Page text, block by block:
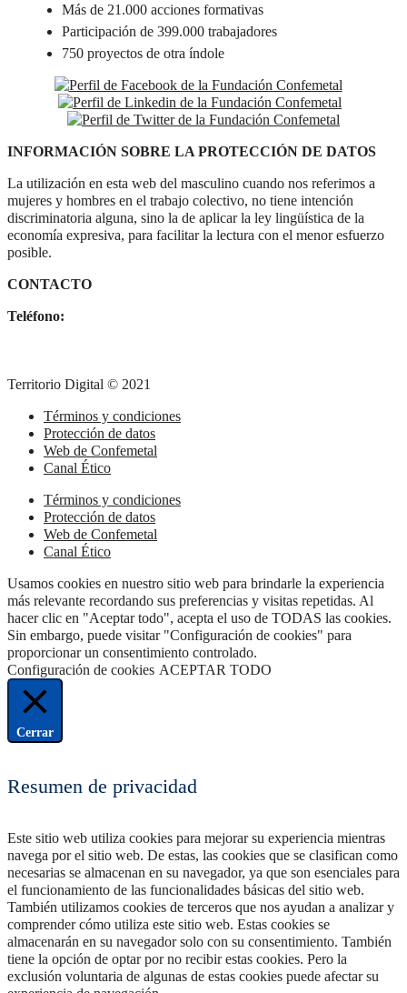
Más de 21.000 acciones formativas
Participación de 399.000 trabajadores
750 proyectos de otra índole
INFORMACIÓN SOBRE LA PROTECCIÓN DE DATOS
La utilización en esta web del masculino cuando nos referimos a
mujeres y hombres en el trabajo colectivo, no tiene intención
discriminatoria alguna, sino la de aplicar la ley lingüística de la
economía expresiva, para facilitar la lectura con el menor esfuerzo
posible.
CONTACTO
Teléfono:
Territorio Digital © 2021
Términos y condiciones
Protección de datos
Web de Confemetal
Canal Ético
Términos y condiciones
Protección de datos
Web de Confemetal
Canal Ético
Usamos cookies en nuestro sitio web para brindarle la experiencia
más relevante recordando sus preferencias y visitas repetidas. Al
hacer clic en "Aceptar todo", acepta el uso de TODAS las cookies.
Sin embargo, puede visitar "Configuración de cookies" para
proporcionar un consentimiento controlado.
Configuración de cookies ACEPTAR TODO
Cerrar
Resumen de privacidad
Este sitio web utiliza cookies para mejorar su experiencia mientras
navega por el sitio web. De estas, las cookies que se clasifican como
necesarias se almacenan en su navegador, ya que son esenciales para
el funcionamiento de las funcionalidades básicas del sitio web.
También utilizamos cookies de terceros que nos ayudan a analizar y
comprender cómo utiliza este sitio web. Estas cookies se
almacenarán en su navegador solo con su consentimiento. También
tiene la opción de optar por no recibir estas cookies. Pero la
exclusión voluntaria de algunas de estas cookies puede afectar su